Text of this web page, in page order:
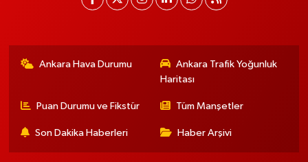
Ankara Hava Durumu
Ankara Trafik Yoğunluk
Haritası
Puan Durumu ve Fikstür Tüm Manşetler
Son Dakika Haberleri Haber Arşivi